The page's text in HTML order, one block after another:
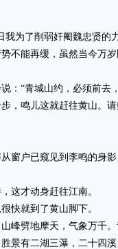
为了削弱奸阉魏忠贤的
不能再缓，虽然当今万
“青城山约，必须前去
，鸣儿这就赶往黄山。
窗户已窥见到李鸣的身
这才动身赶往江南。
快就到了黄山脚下。
峰劈地摩天，气象万千。
景有二湖三瀑，二十四